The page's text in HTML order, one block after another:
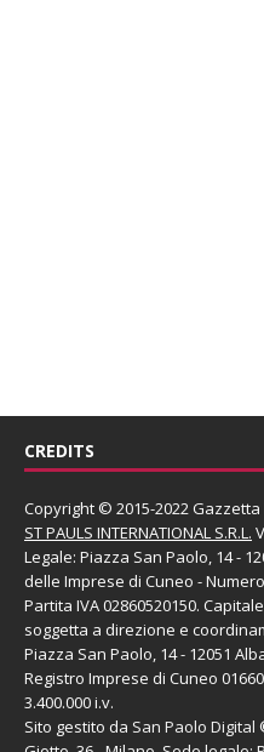
CREDITS
Copyright © 2015-2022
ST PAULS INTERNATIONAL S.R.L.
Legale: Piazza San Paolo, 14 -
delle Imprese di Cuneo -
Partita IVA 02860520150.
soggetta a direzione e
Piazza San Paolo, 14 - 12051
Registro Imprese di Cuneo
3.400.000 i.v.
Sito gestito da San Paolo Digital